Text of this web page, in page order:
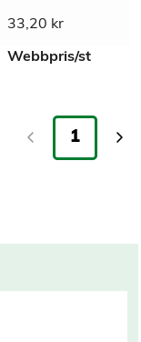
87b5-
33,20 kr
Webbpris/st
1